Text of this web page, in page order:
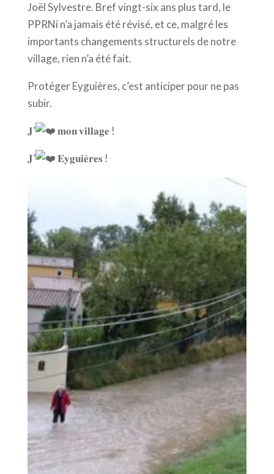
Joël Sylvestre. Bref vingt-six ans plus tard, le
PPRNi n’a jamais été révisé, et ce, malgré les
importants changements structurels de notre
village, rien n’a été fait.
Protéger Eyguières, c’est anticiper pour ne pas
subir.
𝐉’ 𝐦𝐨𝐧 𝐯𝐢𝐥𝐥𝐚𝐠𝐞 !
𝐉’ 𝐄𝐲𝐠𝐮𝐢𝐞̀𝐫𝐞𝐬 !